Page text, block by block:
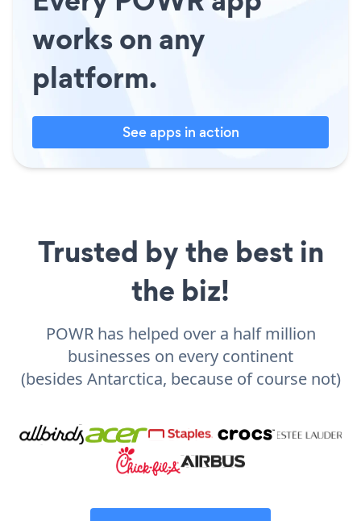
works on any
platform.
See apps in action
Trusted by the best in
the biz!
POWR has helped over a half million
businesses on every continent
(besides Antarctica, because of course not)